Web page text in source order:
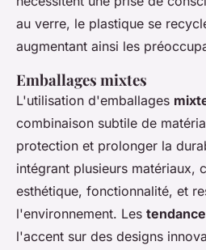
au verre, le plastique se
augmentant ainsi les
Emballages mixtes
L'utilisation d'emballages
combinaison subtile de
protection et prolonger la
intégrant plusieurs matériaux,
esthétique, fonctionnalité, et
l'environnement. Les
l'accent sur des designs